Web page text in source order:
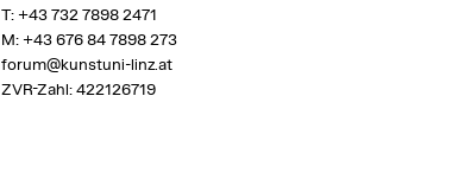
T: +43 732 7898 2471
M: +43 676 84 7898 273
forum@kunstuni-linz.at
ZVR-Zahl: 422126719